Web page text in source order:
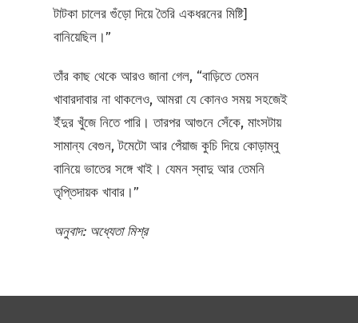
টাটকা চালের গুঁড়ো দিয়ে তৈরি একধরনের মিষ্টি]
বানিয়েছিল।”
তাঁর কাছ থেকে আরও জানা গেল, “বাড়িতে তেমন
খাবারদাবার না থাকলেও, আমরা যে কোনও সময় সহজেই
ইঁদুর খুঁজে নিতে পারি। তারপর আগুনে সেঁকে, মাংসটায়
সামান্য বেগুন, টমেটো আর পেঁয়াজ কুচি দিয়ে কোড়াম্বু
বানিয়ে ভাতের সঙ্গে খাই। যেমন স্বাদু আর তেমনি
তৃপ্তিদায়ক খাবার।”
অনুবাদ: অধ্যেতা মিশ্র